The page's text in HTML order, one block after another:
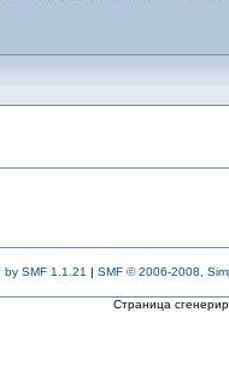
by SMF 1.1.21 | SMF © 2006-2008,
Страница